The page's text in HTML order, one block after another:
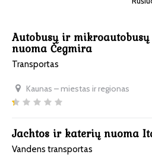
Autobusų ir mikroautobusų
nuoma Čegmira
Transportas
Kaunas – miestas ir regionas
Jachtos ir katerių nuoma
Vandens transportas